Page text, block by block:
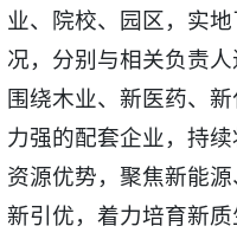
业、院校、园区，实
况，分别与相关负责
围绕木业、新医药、
力强的配套企业，持
资源优势，聚焦新能
新引优，着力培育新